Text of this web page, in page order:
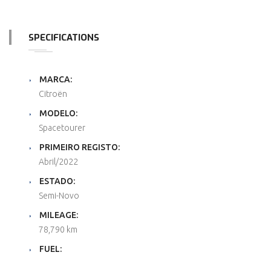
SPECIFICATIONS
MARCA:
Citroën
MODELO:
Spacetourer
PRIMEIRO REGISTO:
Abril /2022
ESTADO:
Semi-Novo
MILEAGE:
78,790 km
FUEL: